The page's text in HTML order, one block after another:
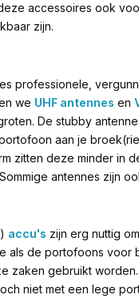
accessoires ook
zijn.
professionele,
we UHF antennes en
De stubby
aan je
zitten deze minder in
antennes zijn
accu's zijn erg nuttig
als de portofoons voor
zaken gebruikt
niet met een lege